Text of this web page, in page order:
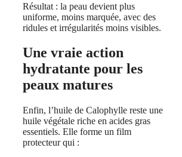
Résultat : la peau devient plus
uniforme, moins marquée, avec des
ridules et irrégularités moins visibles.
Une vraie action
hydratante pour les
peaux matures
Enfin, l’huile de Calophylle reste une
huile végétale riche en acides gras
essentiels. Elle forme un film
protecteur qui :